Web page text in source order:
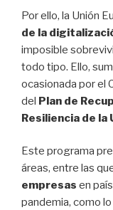
Por ello, la Unión
de la
imposible
todo tipo. Ello,
ocasionada por el
del Plan de
Resiliencia de la
Este programa
áreas, entre las
empresas en
pandemia, como